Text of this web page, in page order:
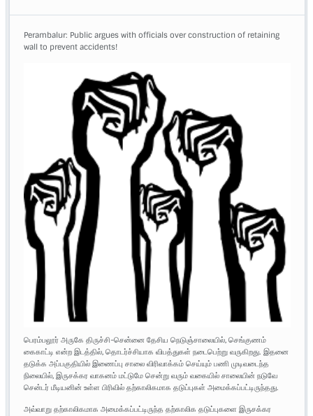
Perambalur: Public argues with officials over construction of retaining
wall to prevent accidents!
பெரம்பலூர் அருகே திருச்சி-சென்னை தேசிய நெடுஞ்சாலையில், செங்குணம்
கைகாட்டி என்ற இடத்தில், தொடர்ச்சியாக விபத்துகள் நடைபெற்று வருகிறது. இதனை
தடுக்க அப்பகுதியில் இணைப்பு சாலை விரிவாக்கம் செய்யும் பணி முடிவடைந்த
நிலையில், இருசக்கர வாகனம் மட்டுமே சென்று வரும் வகையில் சாலையின் நடுவே
சென்டர் மீடியனின் உள்ள பிரிவில் தற்காலிகமாக தடுப்புகள் அமைக்கப்பட்டிருந்தது.
அவ்வாறு தற்காலிகமாக அமைக்கப்பட்டிருந்த தற்காலிக தடுப்புகளை இருசக்கர